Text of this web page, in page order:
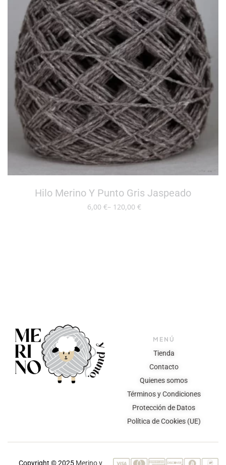
Hilo Merino Y Punto Gris Jaspeado
6,00 –120,00
MENÚ
Tienda
Contacto
Quienes somos
Términos y Condiciones
Protección de Datos
Política de Cookies (UE)
Copyright © 2025 Merino y